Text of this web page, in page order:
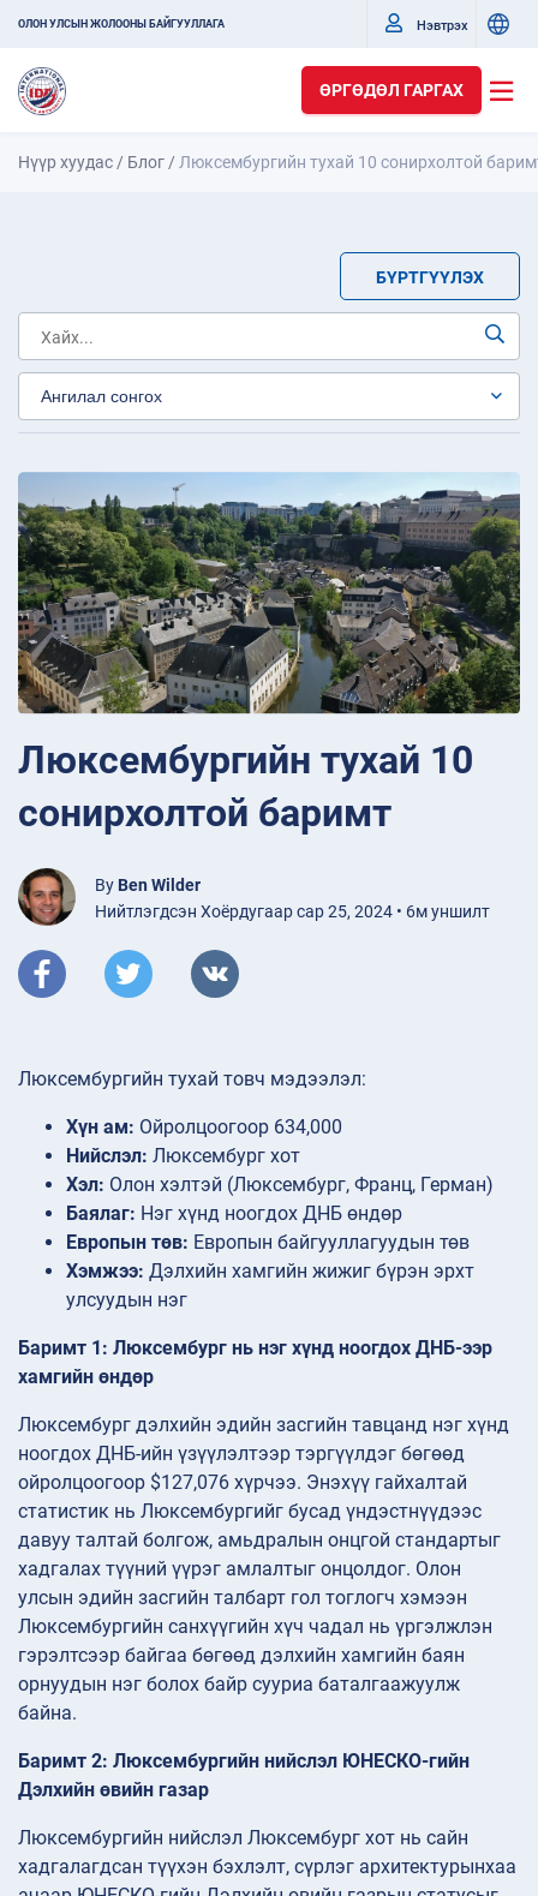
ОЛОН УЛСЫН ЖОЛООНЫ БАЙГУУЛЛАГА Нэвтрэх
ӨРГӨДӨЛ ГАРГАХ
Нүүр хуудас / Блог / Люксембургийн тухай 10 сонирхолтой
БҮРТГҮҮЛЭХ
Люксембургийн тухай 10
сонирхолтой баримт
By Ben Wilder
Нийтлэгдсэн Хоёрдугаар сар 25, 2024 • 6м уншилт
Люксембургийн тухай товч мэдээлэл:
Хүн ам: Ойролцоогоор 634,000
Нийслэл: Люксембург хот
Хэл: Олон хэлтэй (Люксембург, Франц, Герман)
Баялаг: Нэг хүнд ноогдох ДНБ өндөр
Европын төв: Европын байгууллагуудын төв
Хэмжээ: Дэлхийн хамгийн жижиг бүрэн эрхт
улсуудын нэг
Баримт 1: Люксембург нь нэг хүнд ноогдох ДНБ-ээр
хамгийн өндөр
Люксембург дэлхийн эдийн засгийн тавцанд нэг хүнд
ноогдох ДНБ-ийн үзүүлэлтээр тэргүүлдэг бөгөөд
ойролцоогоор $127,076 хүрчээ. Энэхүү гайхалтай
статистик нь Люксембургийг бусад үндэстнүүдээс
давуу талтай болгож, амьдралын онцгой стандартыг
хадгалах түүний үүрэг амлалтыг онцолдог. Олон
улсын эдийн засгийн талбарт гол тоглогч хэмээн
Люксембургийн санхүүгийн хүч чадал нь үргэлжлэн
гэрэлтсээр байгаа бөгөөд дэлхийн хамгийн баян
орнуудын нэг болох байр сууриа баталгаажуулж
байна.
Баримт 2: Люксембургийн нийслэл ЮНЕСКО-гийн
Дэлхийн өвийн газар
Люксембургийн нийслэл Люксембург хот нь сайн
хадгалагдсан түүхэн бэхлэлт, сүрлэг архитектурынхаа